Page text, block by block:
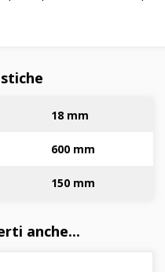
18 mm
600 mm
150 mm
anche...